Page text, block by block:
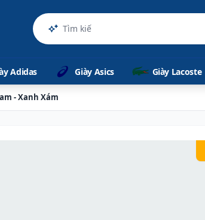
Sản phẩ
Adidas Giày Asics Giày Lacoste
- Xanh Xám